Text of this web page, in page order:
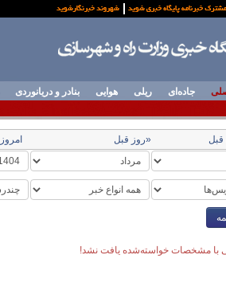
جاده‌ای ریلی هوایی بنادر و دریانوردی
قبل «روز قبل امروز
با مشخصات خواسته‌شده یافت نشد!